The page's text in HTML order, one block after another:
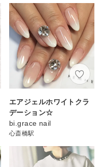
エアジェルホワイトクラ
デーション☆
bi.grace nail
心斎橋駅